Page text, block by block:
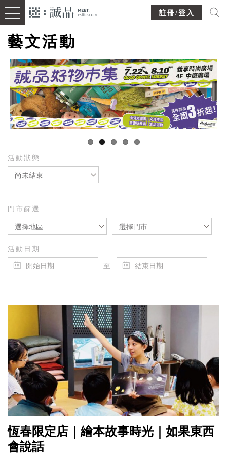
註冊/登入
藝文活動
活動狀態
尚未結束
門市篩選
選擇地區 選擇門市
活動日期
至
恆春限定店｜繪本故事時光｜如果東西
會說話